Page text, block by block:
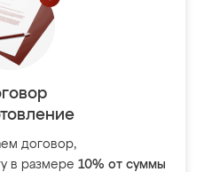
договор,
в размере 10% от суммы